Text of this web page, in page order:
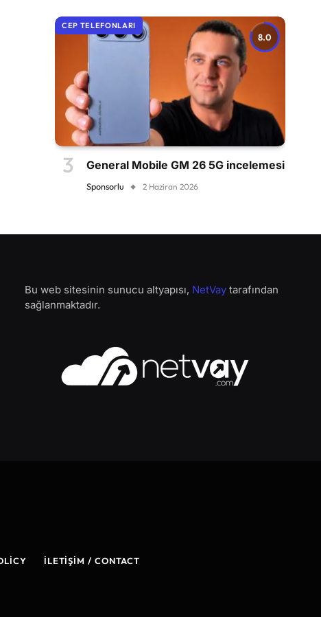
8.0
CEP TELEFONLARI
General Mobile GM 26 5G incelemesi
Sponsorlu 2 Haziran 2026
Bu web sitesinin sunucu altyapısı, NetVay tarafından
sağlanmaktadır.
İLETIŞIM / CONTACT